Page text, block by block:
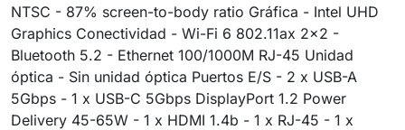
NTSC - 87% screen-to-body ratio Gráfica - Intel UHD
Graphics Conectividad - Wi-Fi 6 802.11ax 2x2 -
Bluetooth 5.2 - Ethernet 100/1000M RJ-45 Unidad
óptica - Sin unidad óptica Puertos E/S - 2 x USB-A
5Gbps - 1 x USB-C 5Gbps DisplayPort 1.2 Power
Delivery 45-65W - 1 x HDMI 1.4b - 1 x RJ-45 - 1 x